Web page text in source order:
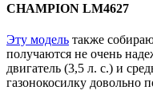
CHAMPION LM4627
Эту модель также
получаются не очень
двигатель (3,5 л. с.) и
газонокосилку довольно